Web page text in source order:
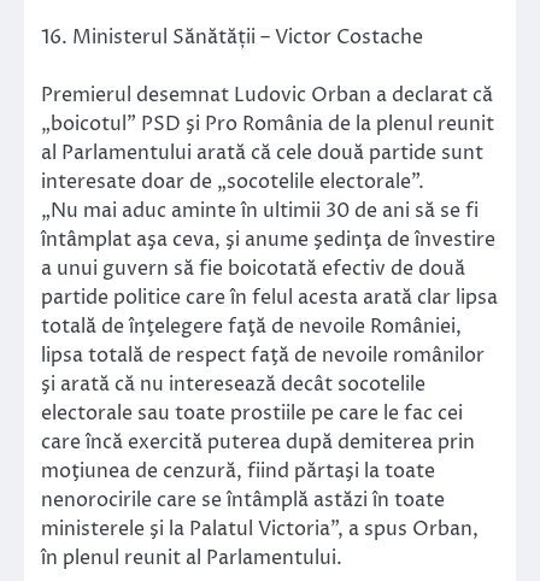
16. Ministerul Sănătății – Victor Costache
Premierul desemnat Ludovic Orban a declarat că
„boicotul” PSD şi Pro România de la plenul reunit
al Parlamentului arată că cele două partide sunt
interesate doar de „socotelile electorale”.
„Nu mai aduc aminte în ultimii 30 de ani să se fi
întâmplat aşa ceva, şi anume şedinţa de învestire
a unui guvern să fie boicotată efectiv de două
partide politice care în felul acesta arată clar lipsa
totală de înţelegere faţă de nevoile României,
lipsa totală de respect faţă de nevoile românilor
şi arată că nu interesează decât socotelile
electorale sau toate prostiile pe care le fac cei
care încă exercită puterea după demiterea prin
moţiunea de cenzură, fiind părtaşi la toate
nenorocirile care se întâmplă astăzi în toate
ministerele şi la Palatul Victoria”, a spus Orban,
în plenul reunit al Parlamentului.